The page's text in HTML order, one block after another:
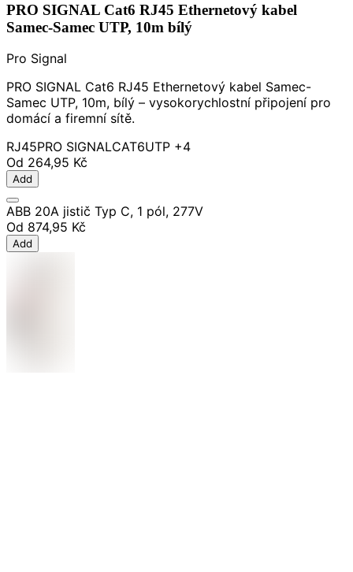
PRO SIGNAL Cat6 RJ45 Ethernetový kabel
Samec-Samec UTP, 10m bílý
Pro Signal
PRO SIGNAL Cat6 RJ45 Ethernetový kabel Samec-
Samec UTP, 10m, bílý – vysokorychlostní připojení pro
domácí a firemní sítě.
RJ45PRO SIGNALCAT6UTP +4
Od 264,95 Kč
Add
ABB 20A jistič Typ C, 1 pól, 277V
Od 874,95 Kč
Add